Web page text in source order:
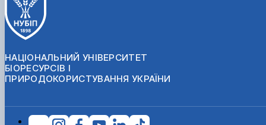
НАЦІОНАЛЬНИЙ УНІВЕРСИТЕТ
БІОРЕСУРСІВ І
ПРИРОДОКОРИСТУВАННЯ УКРАЇНИ